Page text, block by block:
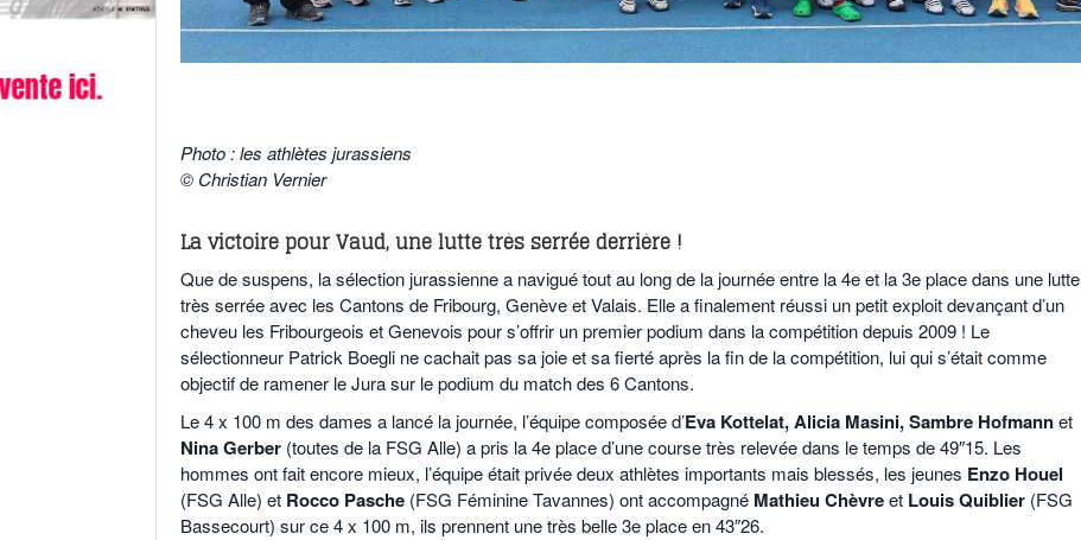
Photo : les athlètes jurassiens
© Christian Vernier
La victoire pour Vaud, une lutte très serrée derrière !
Que de suspens, la sélection jurassienne a navigué tout au long de la journée entre la 4e et la 3e place dans une lutte
très serrée avec les Cantons de Fribourg, Genève et Valais. Elle a finalement réussi un petit exploit devançant d’un
cheveu les Fribourgeois et Genevois pour s’offrir un premier podium dans la compétition depuis 2009 ! Le
sélectionneur Patrick Boegli ne cachait pas sa joie et sa fierté après la fin de la compétition, lui qui s’était comme
objectif de ramener le Jura sur le podium du match des 6 Cantons.
Le 4 x 100 m des dames a lancé la journée, l’équipe composée d’Eva Kottelat, Alicia Masini, Sambre Hofmannet
Nina Gerber (toutes de la FSG Alle) a pris la 4e place d’une course très relevée dans le temps de 49″15. Les
hommes ont fait encore mieux, l’équipe était privée deux athlètes importants mais blessés, les jeunes Enzo Houel
(FSG Alle) et Rocco Pasche (FSG Féminine Tavannes) ont accompagné Mathieu Chèvreet Louis Quiblier (FSG
Bassecourt) sur ce 4 x 100 m, ils prennent une très belle 3e place en 43″26.